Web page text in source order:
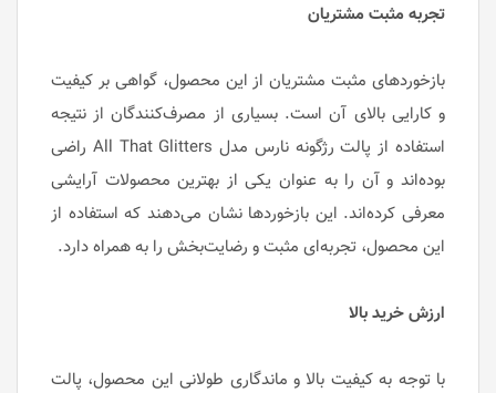
تجربه مثبت مشتریان
بازخوردهای مثبت مشتریان از این محصول، گواهی بر کیفیت
و کارایی بالای آن است. بسیاری از مصرف‌کنندگان از نتیجه
استفاده از پالت رژگونه نارس مدل All That Glitters راضی
بوده‌اند و آن را به عنوان یکی از بهترین محصولات آرایشی
معرفی کرده‌اند. این بازخوردها نشان می‌دهند که استفاده از
این محصول، تجربه‌ای مثبت و رضایت‌بخش را به همراه دارد.
ارزش خرید بالا
با توجه به کیفیت بالا و ماندگاری طولانی این محصول، پالت